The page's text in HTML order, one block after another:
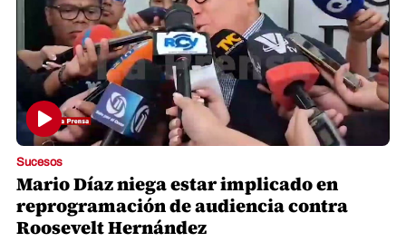
Sucesos
Mario Díaz niega estar implicado en
reprogramación de audiencia contra
Roosevelt Hernández